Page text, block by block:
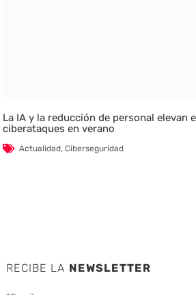
La IA y la reducción de personal elevan
ciberataques en verano
Actualidad,Ciberseguridad
RECIBE LA NEWSLETTER